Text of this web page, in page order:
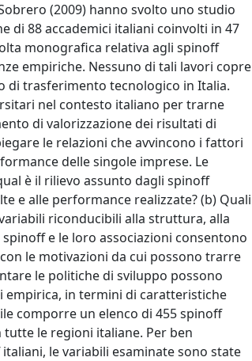
(2009) hanno svolto uno studio
di 88 accademici italiani coinvolti in 47
monografica relativa agli spinoff
empiriche. Nessuno di tali lavori copre
di trasferimento tecnologico in Italia.
nel contesto italiano per trarne
di valorizzazione dei risultati di
le relazioni che avvincono i fattori
delle singole imprese. Le
è il rilievo assunto dagli spinoff
e alle performance realizzate? (b) Quali
riconducibili alla struttura, alla
e le loro associazioni consentono
le motivazioni da cui possono trarre
le politiche di sviluppo possono
empirica, in termini di caratteristiche
comporre un elenco di 455 spinoff
le regioni italiane. Per ben
le variabili esaminate sono state